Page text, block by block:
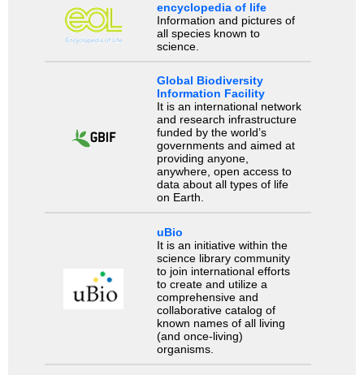
encyclopedia of life
Information and pictures of
all species known to
science.
Global Biodiversity
Information Facility
It is an international network
and research infrastructure
funded by the world’s
governments and aimed at
providing anyone,
anywhere, open access to
data about all types of life
on Earth.
uBio
It is an initiative within the
science library community
to join international efforts
to create and utilize a
comprehensive and
collaborative catalog of
known names of all living
(and once-living)
organisms.